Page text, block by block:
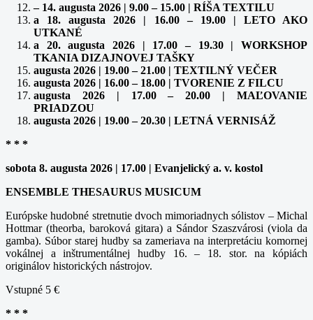
– 14. augusta 2026 | 9.00 – 15.00 | RÍŠA TEXTILU
a 18. augusta 2026 | 16.00 – 19.00 | LETO AKO
UTKANÉ
a 20. augusta 2026 | 17.00 – 19.30 | WORKSHOP
TKANIA DIZAJNOVEJ TAŠKY
augusta 2026 | 19.00 – 21.00 | TEXTILNÝ VEČER
augusta 2026 | 16.00 – 18.00 | TVORENIE Z FILCU
augusta 2026 | 17.00 – 20.00 | MAĽOVANIE
PRIADZOU
augusta 2026 | 19.00 – 20.30 | LETNÁ VERNISÁŽ
* * *
sobota 8. augusta 2026 | 17.00 | Evanjelický a. v. kostol
ENSEMBLE THESAURUS MUSICUM
Európske hudobné stretnutie dvoch mimoriadnych sólistov – Michal
Hottmar (theorba, baroková gitara) a Sándor Szaszvárosi (viola da
gamba). Súbor starej hudby sa zameriava na interpretáciu komornej
vokálnej a inštrumentálnej hudby 16. – 18. stor. na kópiách
originálov historických nástrojov.
Vstupné 5 €
* * *